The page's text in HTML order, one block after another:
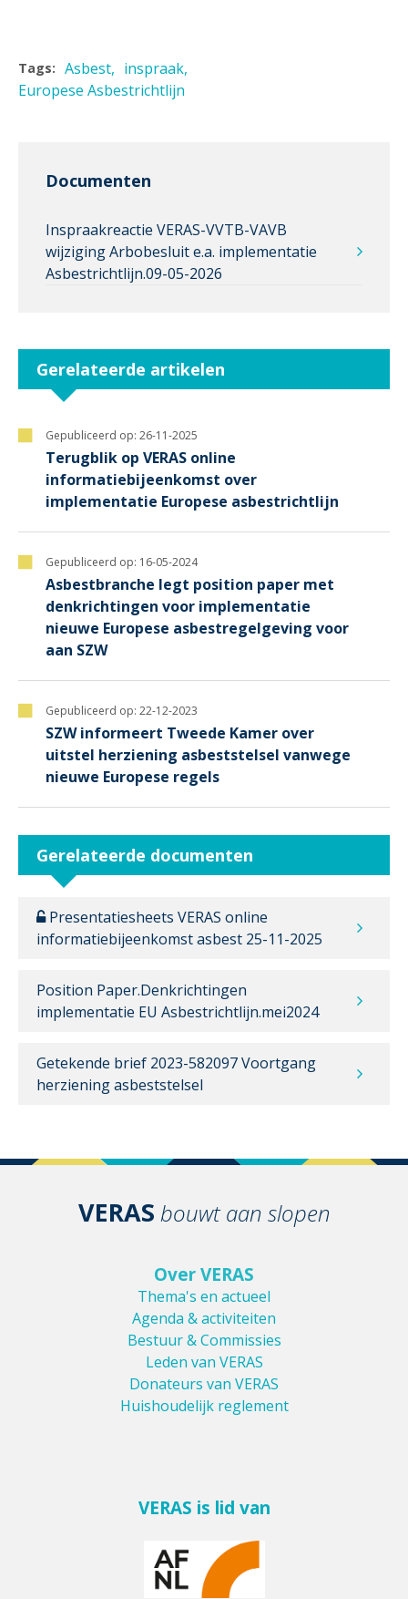
Tags: Asbest
inspraak
Europese Asbestrichtlijn
Documenten
Inspraakreactie VERAS-VVTB-VAVB
wijziging Arbobesluit e.a. implementatie
Asbestrichtlijn.09-05-2026
Gerelateerde artikelen
Gepubliceerd op: 26-11-2025
Terugblik op VERAS online
informatiebijeenkomst over
implementatie Europese asbestrichtlijn
Gepubliceerd op: 16-05-2024
Asbestbranche legt position paper met
denkrichtingen voor implementatie
nieuwe Europese asbestregelgeving voor
aan SZW
Gepubliceerd op: 22-12-2023
SZW informeert Tweede Kamer over
uitstel herziening asbeststelsel vanwege
nieuwe Europese regels
Gerelateerde documenten
Presentatiesheets VERAS online
informatiebijeenkomst asbest 25-11-2025
Position Paper.Denkrichtingen
implementatie EU Asbestrichtlijn.mei2024
Getekende brief 2023-582097 Voortgang
herziening asbeststelsel
VERAS bouwt aan slopen
Over VERAS
Thema's en actueel
Agenda & activiteiten
Bestuur & Commissies
Leden van VERAS
Donateurs van VERAS
Huishoudelijk reglement
VERAS is lid van